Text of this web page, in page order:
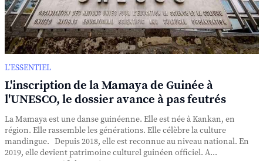
L’ESSENTIEL
L'inscription de la Mamaya de Guinée à
l'UNESCO, le dossier avance à pas feutrés
La Mamaya est une danse guinéenne. Elle est née à Kankan, en
région. Elle rassemble les générations. Elle célèbre la culture
mandingue. Depuis 2018, elle est reconnue au niveau national. En
2019, elle devient patrimoine culturel guinéen officiel. A...